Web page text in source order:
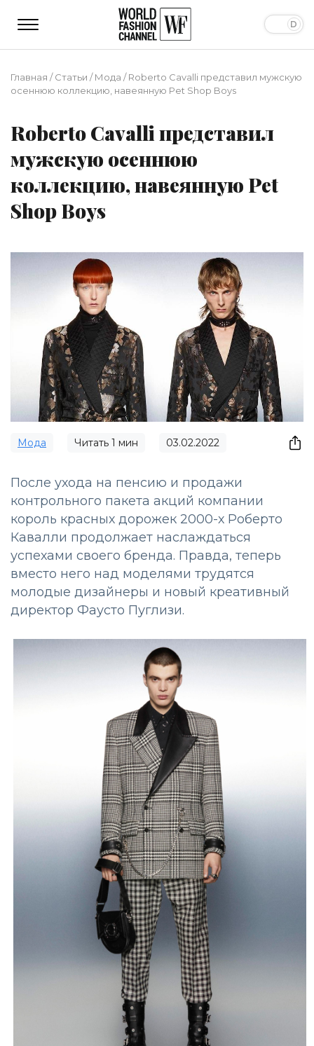
Главная /Статьи /Мода /Roberto Cavalli представил мужскую
осеннюю коллекцию, навеянную Pet Shop Boys
Roberto Cavalli представил
мужскую осеннюю
коллекцию, навеянную Pet
Shop Boys
Мода Читать 1 мин 03.02.2022
После ухода на пенсию и продажи
контрольного пакета акций компании
король красных дорожек 2000-х Роберто
Кавалли продолжает наслаждаться
успехами своего бренда. Правда, теперь
вместо него над моделями трудятся
молодые дизайнеры и новый креативный
директор Фаусто Пуглизи.